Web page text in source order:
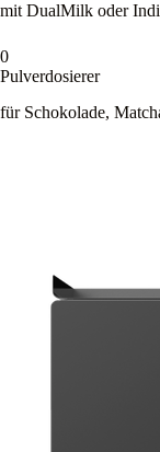
mit DualMilk oder
0
Pulverdosierer
für Schokolade,